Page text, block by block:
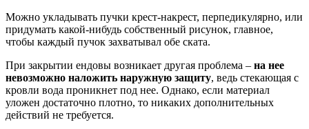
Можно укладывать пучки крест-накрест, перпедикулярно, или
придумать какой-нибудь собственный рисунок, главное,
чтобы каждый пучок захватывал обе ската.
При закрытии ендовы возникает другая проблема – на нее
невозможно наложить наружную защиту, ведь стекающая с
кровли вода проникнет под нее. Однако, если материал
уложен достаточно плотно, то никаких дополнительных
действий не требуется.